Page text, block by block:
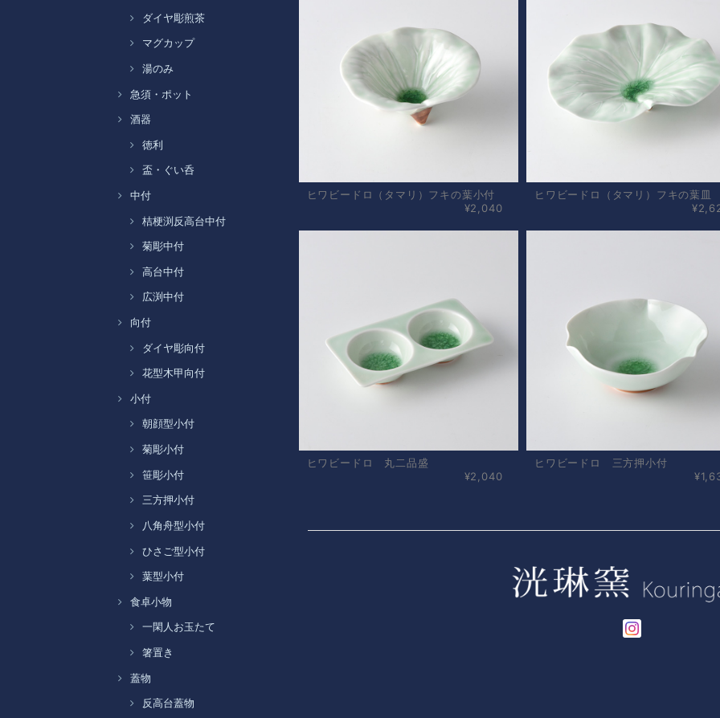
ダイヤ彫煎茶
マグカップ
湯のみ
急須・ポット
酒器
徳利
盃・ぐい呑
中付
桔梗渕反高台中付
菊彫中付
高台中付
広渕中付
向付
ダイヤ彫向付
花型木甲向付
小付
朝顔型小付
菊彫小付
笹彫小付
三方押小付
八角舟型小付
ひさご型小付
葉型小付
食卓小物
一閑人お玉たて
箸置き
蓋物
反高台蓋物
ヒワビードロ（タマリ）フキの葉小付
¥2,040
ヒワビードロ（タマリ）フキの葉皿
ヒワビードロ 丸二品盛
¥2,040
ヒワビードロ 三方押小付